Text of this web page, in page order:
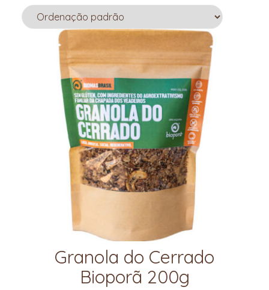
Granola do Cerrado
Bioporã 200g